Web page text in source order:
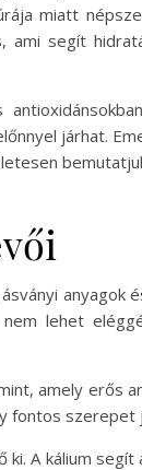
miatt
ami segít
járhat.
lehet
amely
fontos
ki. A kálium